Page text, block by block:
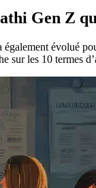
Gen Z
évolué
sur les 10 termes